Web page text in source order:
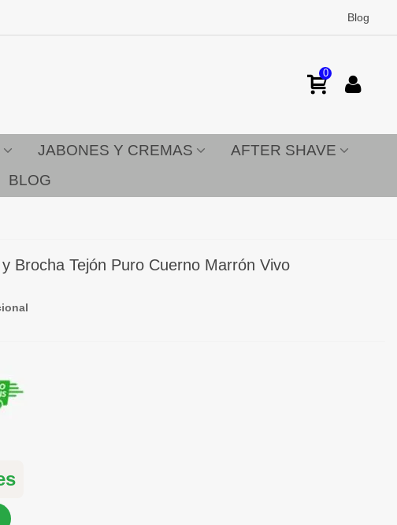
Blog
0
JABONES Y CREMAS
AFTER SHAVE
BLOG
Brocha Tejón Puro Cuerno Marrón Vivo